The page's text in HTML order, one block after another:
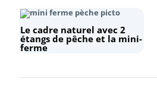
+
Le cadre naturel avec 2
étangs de pêche et la mini-
ferme